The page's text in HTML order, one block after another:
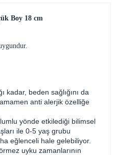
Boy 18 cm
kadar, beden sağlığını da
anti alerjik özelliğe
yönde etkilediği bilimsel
ile 0-5 yaş grubu
eğlenceli hale gelebiliyor.
uyku zamanlarının